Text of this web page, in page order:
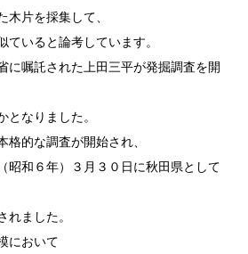
木片を採集して、
ていると論考しています。
に嘱託された上田三平が発掘調査を開
となりました。
格的な調査が開始され、
昭和６年）３月３０日に秋田県として
れました。
において